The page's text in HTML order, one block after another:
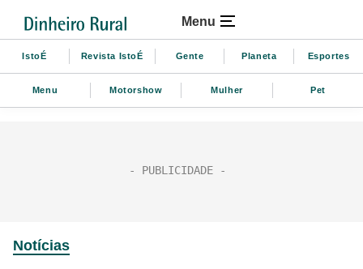
Menu
IstoÉ Revista IstoÉ Gente Planeta Esportes
Menu Motorshow Mulher Pet
Notícias